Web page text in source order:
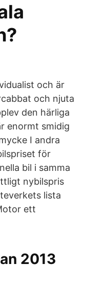
och är
och njuta
den härliga
enormt smidig
I andra
för
bil i samma
nybilspris
lista
ett
2013